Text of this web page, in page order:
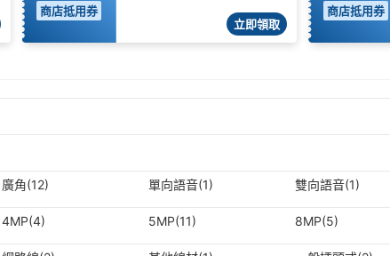
商店抵用券
立即領取
商店抵用券
廣角(12) 單向語音(1) 雙向語音(1)
4MP(4) 5MP(11) 8MP(5)